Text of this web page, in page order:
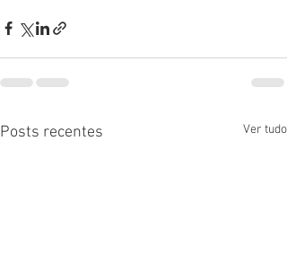
Posts recentes Ver tudo